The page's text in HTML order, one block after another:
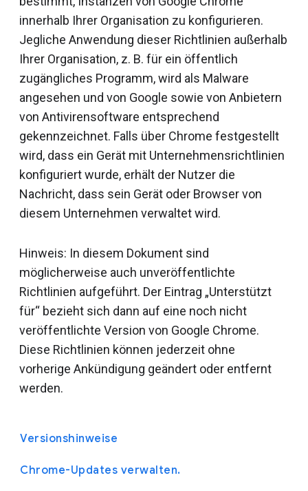
innerhalb Ihrer Organisation zu konfigurieren.
Jegliche Anwendung dieser Richtlinien außerhalb
Ihrer Organisation, z. B. für ein öffentlich
zugängliches Programm, wird als Malware
angesehen und von Google sowie von Anbietern
von Antivirensoftware entsprechend
gekennzeichnet. Falls über Chrome festgestellt
wird, dass ein Gerät mit Unternehmensrichtlinien
konfiguriert wurde, erhält der Nutzer die
Nachricht, dass sein Gerät oder Browser von
diesem Unternehmen verwaltet wird.
Hinweis: In diesem Dokument sind
möglicherweise auch unveröffentlichte
Richtlinien aufgeführt. Der Eintrag „Unterstützt
für“ bezieht sich dann auf eine noch nicht
veröffentlichte Version von Google Chrome.
Diese Richtlinien können jederzeit ohne
vorherige Ankündigung geändert oder entfernt
werden.
Versionshinweise
Chrome-Updates verwalten.